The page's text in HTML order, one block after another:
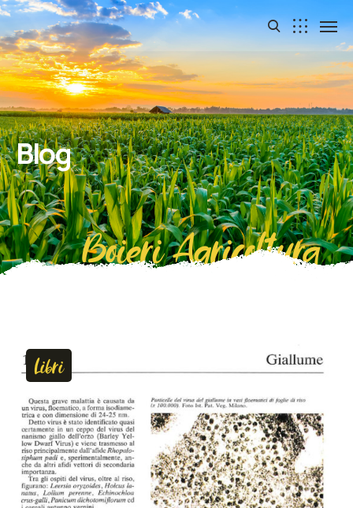
Blog
Boieri Agricoltura
Libri